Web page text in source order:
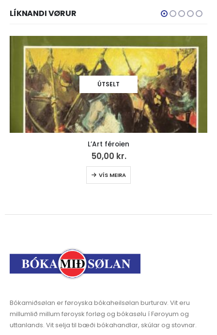
LÍKNANDI VØRUR
ÚTSELT
L’Art féroien
50,00 kr.
VÍS MEIRA
Bókamiðsølan er føroyska bókaheilsølan burturav. Vit eru
millumlið millum føroysk forløg og bókasølu í Føroyum og
uttanlands. Vit selja til bæði bókahandlar, skúlar og stovnar.